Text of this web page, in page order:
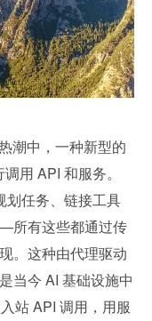
潮中，一种新型的
用 API 和服务。
划任务、链接工具
所有这些都通过传
。这种由代理驱动
当今 AI 基础设施中
站 API 调用，用服